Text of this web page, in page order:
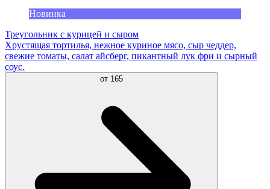
Новинка
Треугольник с курицей и сыром
Хрустящая тортилья, нежное куриное мясо, сыр чеддер,
свежие томаты, салат айсберг, пикантный лук фри и сырный
соус.
от 165